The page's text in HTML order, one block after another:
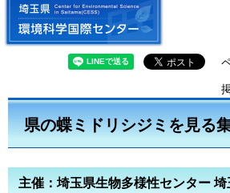
埼玉県 環境科学国際センター
県の蝶ミドリシジミを見る
主催：埼玉県生物多様性センター